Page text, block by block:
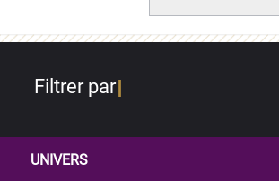
Filtrer par
UNIVERS